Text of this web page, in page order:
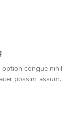
congue nihil
possim assum.